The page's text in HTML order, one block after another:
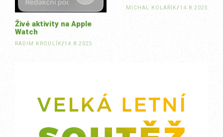
MICHAL KOLAŘÍK/ 14.8.2025
Živé aktivity na Apple
Watch
RADIM KROULÍK /14.8.2025